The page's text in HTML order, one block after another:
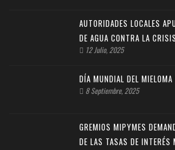
AUTORIDADES LOCALES
DE AGUA CONTRA LA
12 Julio, 2025
DÍA MUNDIAL DEL
8 Septiembre, 2025
GREMIOS MIPYMES
DE LAS TASAS DE